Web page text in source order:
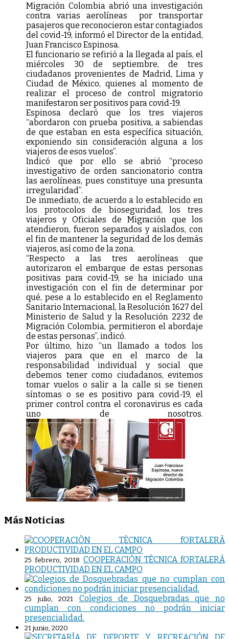
Migración Colombia abrió una investigación
contra varias aerolíneas por transportar
pasajeros que reconocieron estar contagiados
del covid-19, informó el Director de la entidad,
Juan Francisco Espinosa.
El funcionario se refirió a la llegada al país, el
miércoles 30 de septiembre, de tres
ciudadanos provenientes de Madrid, Lima y
Ciudad de México, quienes al momento de
realizar el proceso de control migratorio
manifestaron ser positivos para covid-19.
Espinosa declaró que los tres viajeros
“abordaron con prueba positiva, a sabiendas
de que estaban en esta específica situación,
exponiendo sin consideración alguna a los
viajeros de esos vuelos”.
Indicó que por ello se abrió “proceso
investigativo de orden sancionatorio contra
las aerolíneas, pues constituye una presunta
irregularidad”.
De inmediato, de acuerdo a lo establecido en
los protocolos de bioseguridad, los tres
viajeros y Oficiales de Migración que los
atendieron, fueron separados y aislados, con
el fin de mantener la seguridad de los demás
viajeros, así como de la zona.
“Respecto a las tres aerolíneas que
autorizaron el embarque de estas personas
positivas para covid-19, se ha iniciado una
investigación con el fin de determinar por
qué, pese a lo establecido en el Reglamento
Sanitario Internacional, la Resolución 1627 del
Ministerio de Salud y la Resolución 2232 de
Migración Colombia, permitieron el abordaje
de estas personas”, indicó.
Por último, hizo “un llamado a todos los
viajeros para que en el marco de la
responsabilidad individual y social que
debemos tener como ciudadanos, evitemos
tomar vuelos o salir a la calle si se tienen
síntomas o se es positivo para covid-19, el
primer control contra el coronavirus es cada
uno de nosotros.
Más Noticias
25 febrero, 2018 COOPERACIÒN TÈCNICA fORTALERÀ
PRODUCTIVIDAD EN EL CAMPO
25 julio, 2021
Colegios de Dosquebradas que no
cumplan con condiciones no podrán iniciar
presencialidad.
21 junio, 2020